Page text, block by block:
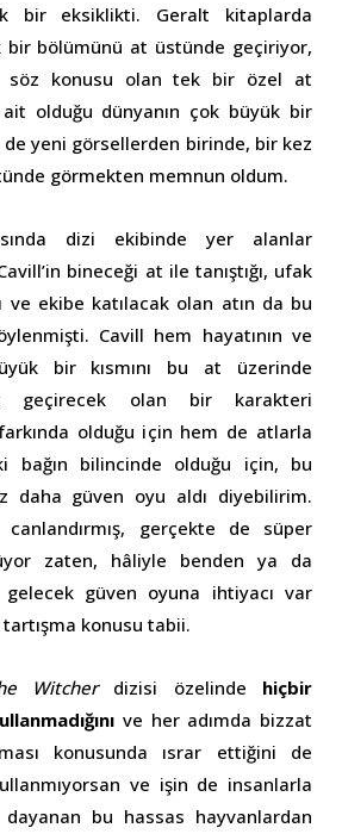
bir eksiklikti. Geralt kitaplarda
bir bölümünü at üstünde geçiriyor,
söz konusu olan tek bir özel at
olduğu dünyanın çok büyük bir
de yeni görsellerden birinde, bir kez
görmekten memnun oldum.
dizi ekibinde yer alanlar
bineceği at ile tanıştığı, ufak
ve ekibe katılacak olan atın da bu
Cavill hem hayatının ve
bir kısmını bu at üzerinde
geçirecek olan bir karakteri
farkında olduğu için hem de atlarla
bağın bilincinde olduğu için, bu
daha güven oyu aldı diyebilirim.
canlandırmış, gerçekte de süper
zaten, hâliyle benden ya da
güven oyuna ihtiyacı var
tartışma konusu tabii.
Witcherdizisi özelinde hiçbir
ve her adımda bizzat
konusunda ısrar ettiğini de
ve işin de insanlarla
bu hassas hayvanlardan